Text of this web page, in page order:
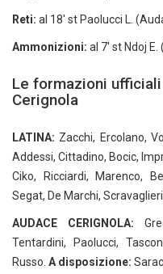
Reti: al 18′ st Paolucci L.
Ammonizioni: al 7′ st Ndoj
Le formazioni
Cerignola
LATINA: Zacchi, Ercolano,
Addessi, Cittadino, Bocic,
Ciko, Ricciardi, Marenco,
Segat, De Marchi,
AUDACE CERIGNOLA:
Tentardini, Paolucci,
Russo.A disposizione: